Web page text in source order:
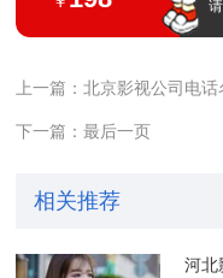
上一篇：北京影视公司电话
下一篇：最后一页
相关推荐
河北